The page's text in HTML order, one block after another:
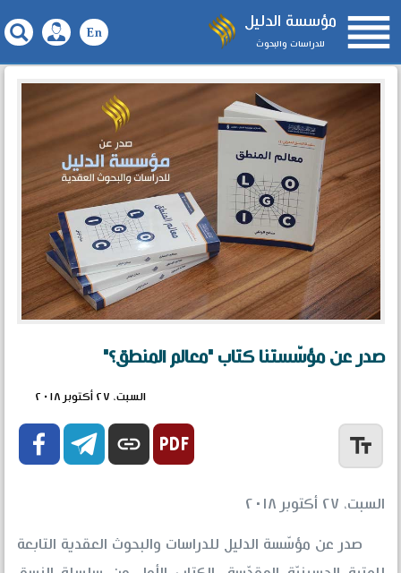
مؤسسة الدليل
للدراسات والبحوث 
صدر عن مؤسّستنا كتاب "معالم المنطق؟"
السبت، ٢٧ أكتوبر ٢٠١٨
  link text_fields
السبت، ٢٧ أكتوبر ٢٠١٨
صدر عن مؤسّسة الدليل للدراسات والبحوث العقدية التابعة